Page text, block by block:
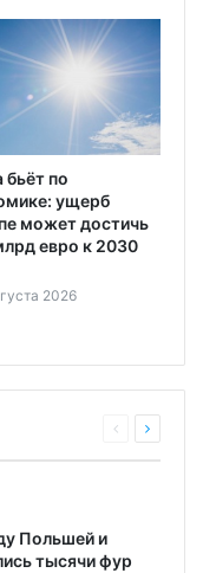
по
ущерб
может достичь
евро к 2030
2026
Польшей и
тысячи фур